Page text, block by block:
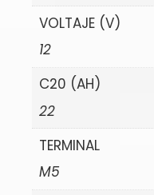
VOLTAJE (V)
12
C20 (AH)
22
TERMINAL
M5